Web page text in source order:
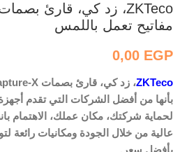
مفاتيح تعمل باللمس
0,00 EGP
ZKTeco
بأنها من أفضل الشركات التي تقدم أجهزة
لحماية شركتك، مكان عملك، الاهتمام
عالية من خلال الجودة ومكانيات رائعة